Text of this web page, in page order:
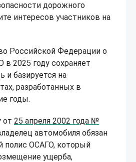
дорожного
интересов участников на
Российской Федерации о
в 2025 году сохраняет
и базируется на
разработанных в
годы.
от 25 апреля 2002 года №
автомобиля обязан
полис ОСАГО, который
ущерба,